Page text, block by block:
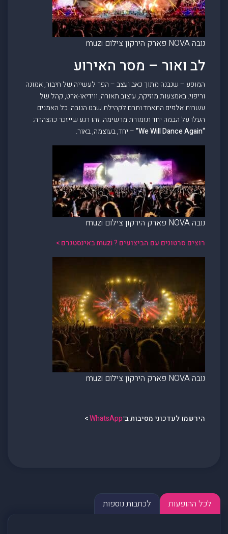
נובה NOVA פארק הירקון צילום muzi
לב ואור – מסר האירוע
המופע – שנבנה מתוך כאב ועצב – הפך לעשייה של חיבור, אמונה
וריפוי. באמצעות מוזיקה, עיצוב תאורה, ווידיאו-ארט, קהל של
עשרות אלפים התאחד ותרם לקהילת שבט הנובה. כל האמנים
העלו על הבמה יחד תזמורת מרשימה. זהו רגע שייזכר כהצהרה:
“We Will Dance Again”
– יחד, בעוצמה, באור.
נובה NOVA פארק הירקון צילום muzi
רוצים סרטונים עם הביצועים ? muzi באינסטגרם >
נובה NOVA פארק הירקון צילום muzi
הירשמו לעדכוני מסיבות ב־WhatsApp
>
לכל ההופעות לכתבות נוספות